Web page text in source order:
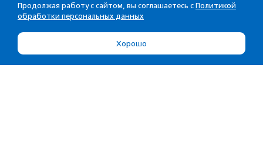
Продолжая работу с сайтом, вы соглашаетесь с Политикой
обработки персональных данных
Хорошо